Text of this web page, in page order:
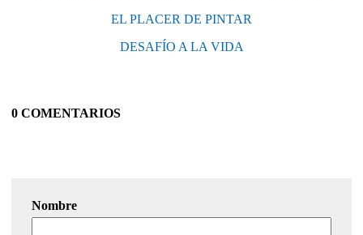
EL PLACER DE PINTAR
DESAFÍO A LA VIDA
0 COMENTARIOS
Nombre